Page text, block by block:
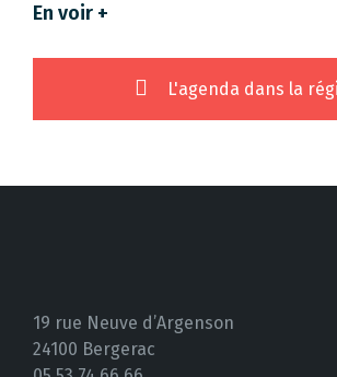
En voir +
L'agenda dans la
19 rue Neuve d’Argenson
24100 Bergerac